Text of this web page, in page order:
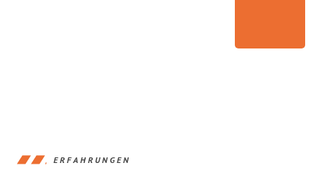
ERFAHRUNGEN